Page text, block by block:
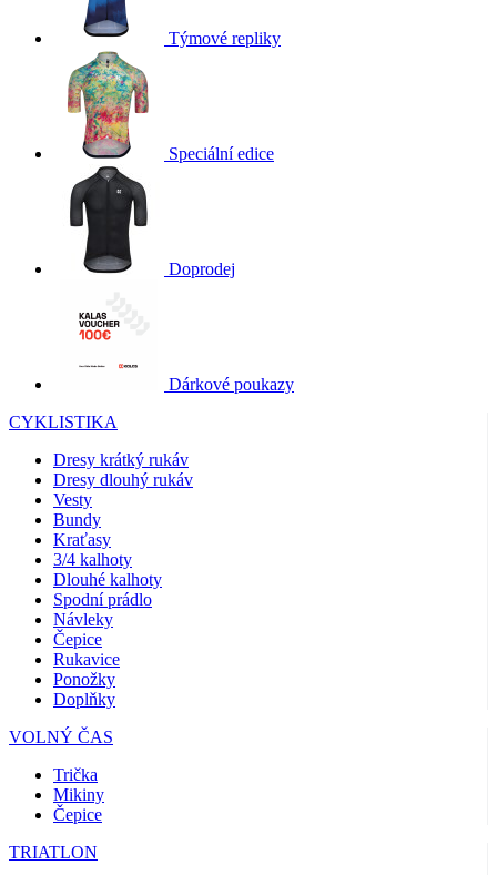
Týmové repliky
Speciální edice
Doprodej
Dárkové poukazy
CYKLISTIKA
Dresy krátký rukáv
Dresy dlouhý rukáv
Vesty
Bundy
Kraťasy
3/4 kalhoty
Dlouhé kalhoty
Spodní prádlo
Návleky
Čepice
Rukavice
Ponožky
Doplňky
VOLNÝ ČAS
Trička
Mikiny
Čepice
TRIATLON